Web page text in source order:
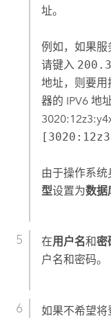
址。
例如，如果服
请键入
地址，则要用
器的 IPV6 地
由于操作系
型设置为数据
在用户名和密
户名和密码。
如果不希望将